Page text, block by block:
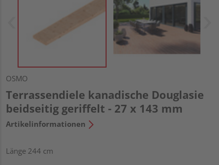
OSMO
Terrassendiele kanadische Douglasie
beidseitig geriffelt - 27 x 143 mm
Artikelinformationen
Länge 244 cm